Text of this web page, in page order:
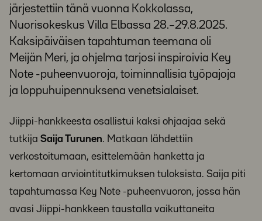
järjestettiin tänä vuonna Kokkolassa,
Nuorisokeskus Villa Elbassa 28.–29.8.2025.
Kaksipäiväisen tapahtuman teemana oli
Meijän Meri, ja ohjelma tarjosi inspiroivia Key
Note -puheenvuoroja, toiminnallisia työpajoja
ja loppuhuipennuksena venetsialaiset.
Jiippi-hankkeesta osallistui kaksi ohjaajaa sekä
tutkija Saija Turunen. Matkaan lähdettiin
verkostoitumaan, esittelemään hanketta ja
kertomaan arviointitutkimuksen tuloksista. Saija piti
tapahtumassa Key Note -puheenvuoron, jossa hän
avasi Jiippi-hankkeen taustalla vaikuttaneita